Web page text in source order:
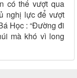
có thể vượt qua
nghị lực để vượt
Học : “Đường đi
mà khó vì long